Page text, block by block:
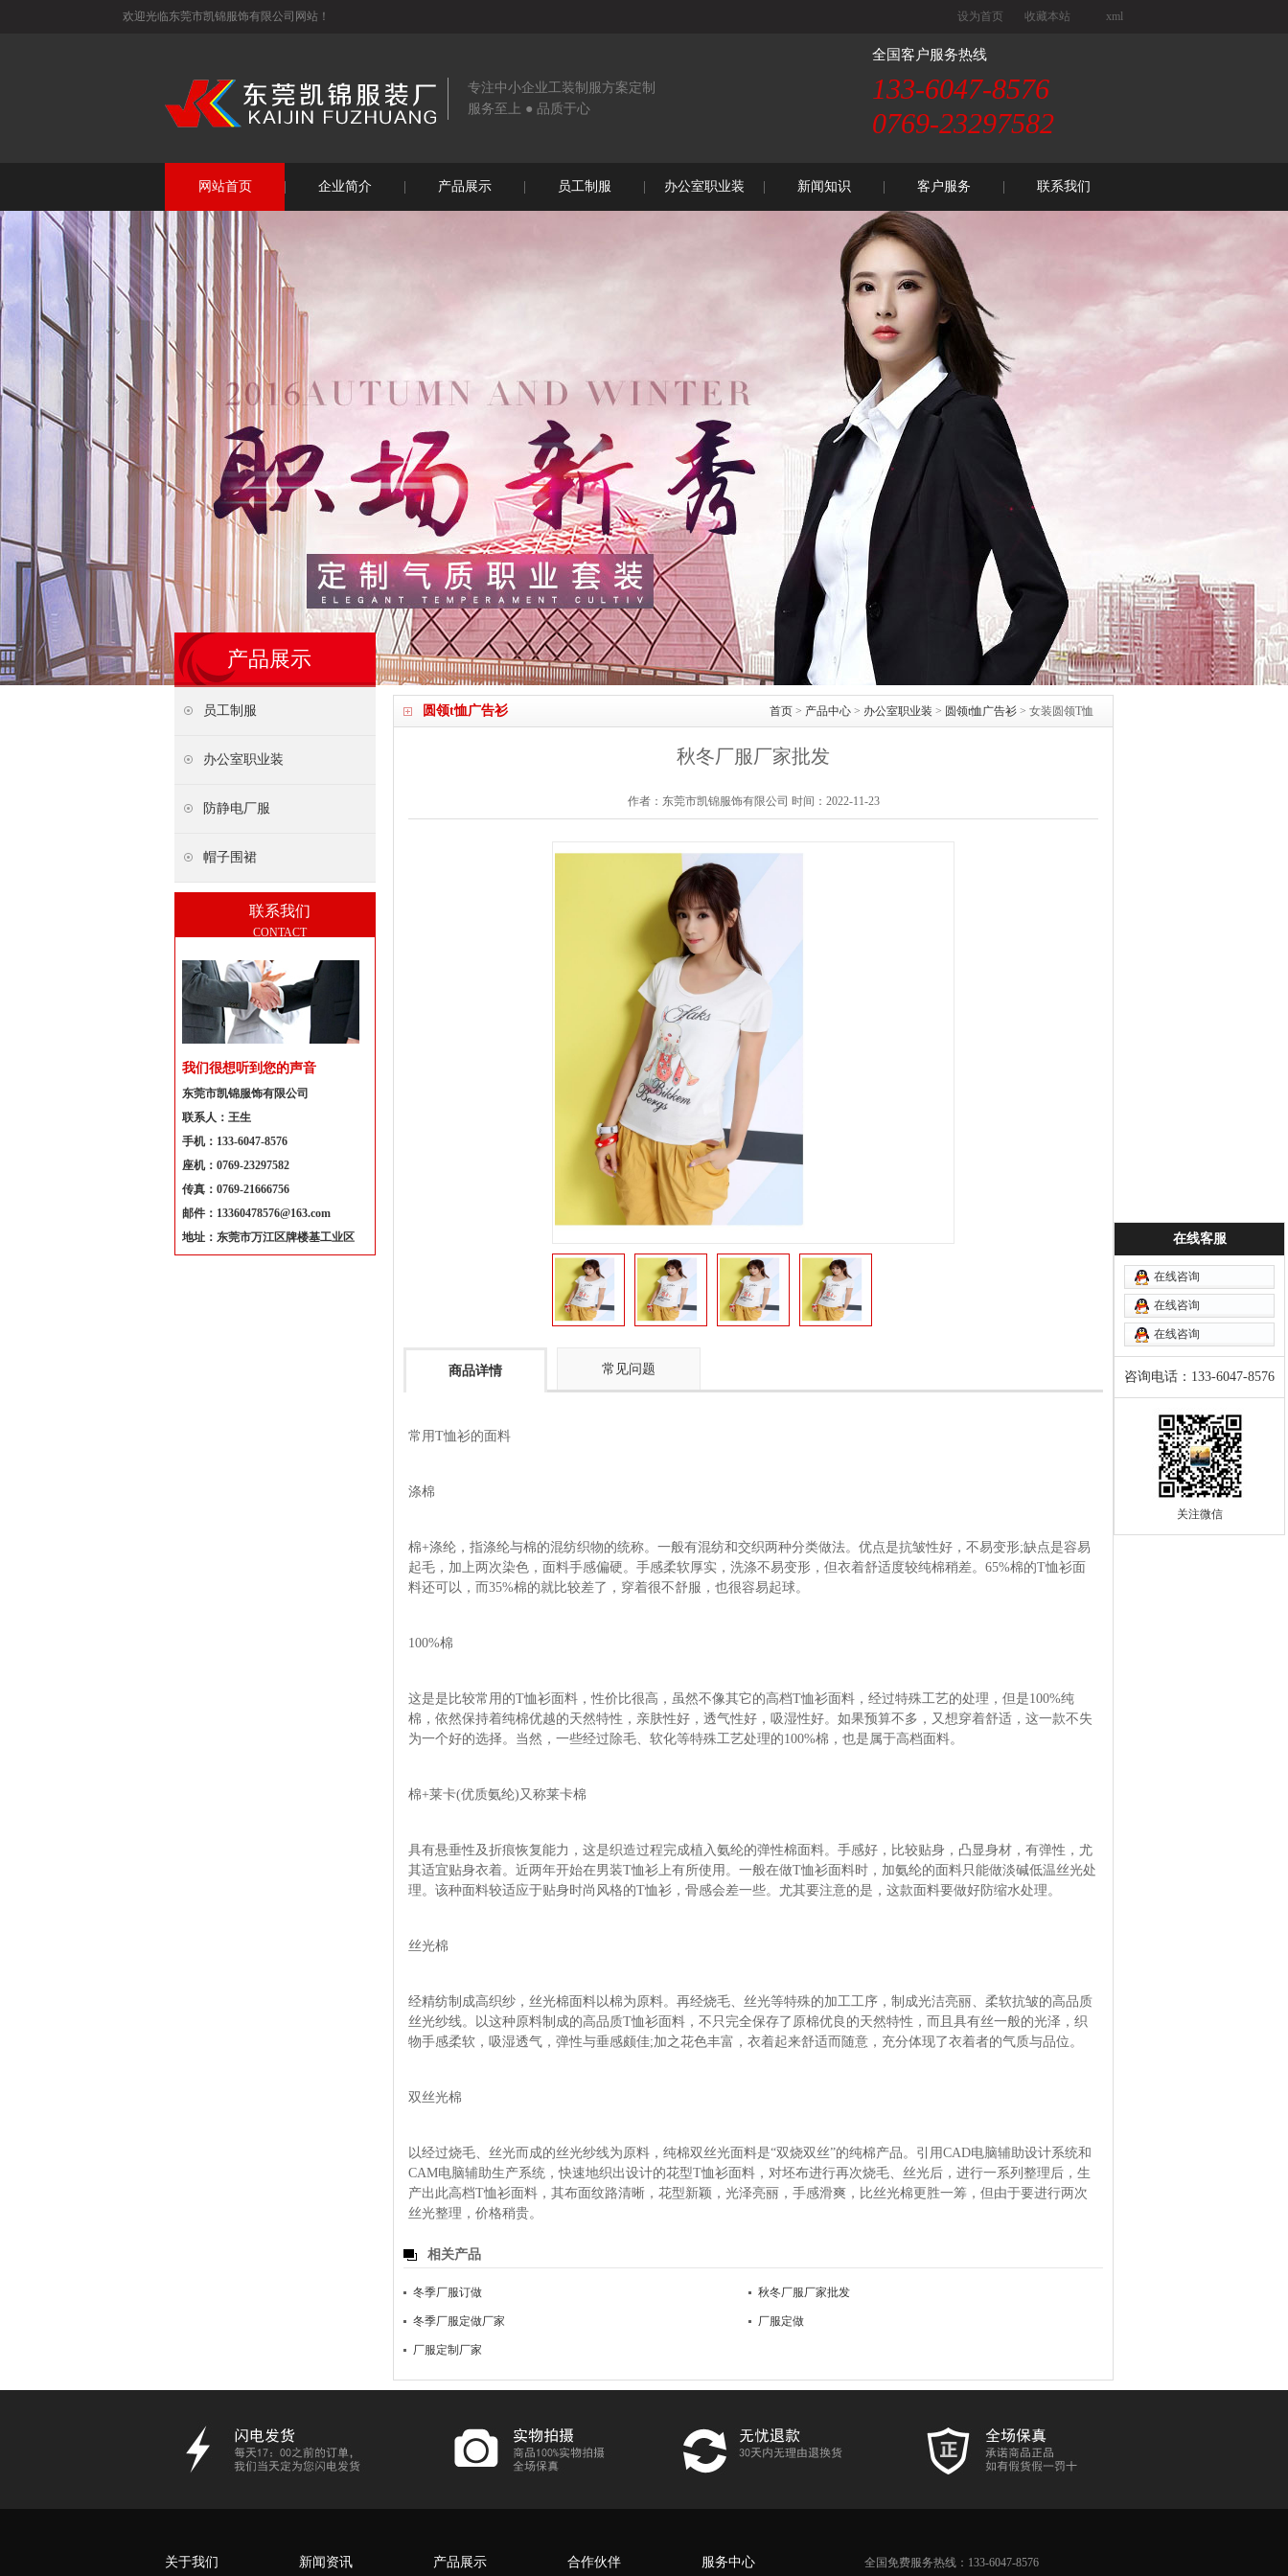
欢迎光临东莞市凯锦服饰有限公司网站！ 设为首页 收藏本站 xml
专注中小企业工装制服方案定制
服务至上 ● 品质于心
全国客户服务热线
133-6047-8576
0769-23297582
网站首页 企业简介 产品展示 员工制服 办公室职业装 新闻知识 客户服务 联系我们
圆领t恤广告衫 首页 > 产品中心 > 办公室职业装 > 圆领t恤广告衫 > 女装圆领T恤
秋冬厂服厂家批发
作者：东莞市凯锦服饰有限公司 时间：2022-11-23
商品详情 常见问题
常用T恤衫的面料
涤棉
棉+涤纶，指涤纶与棉的混纺织物的统称。一般有混纺和交织两种分类做法。优点是抗皱性好，不易变形;缺点是容易
起毛，加上两次染色，面料手感偏硬。手感柔软厚实，洗涤不易变形，但衣着舒适度较纯棉稍差。65%棉的T恤衫面
料还可以，而35%棉的就比较差了，穿着很不舒服，也很容易起球。
100%棉
这是是比较常用的T恤衫面料，性价比很高，虽然不像其它的高档T恤衫面料，经过特殊工艺的处理，但是100%纯
棉，依然保持着纯棉优越的天然特性，亲肤性好，透气性好，吸湿性好。如果预算不多，又想穿着舒适，这一款不失
为一个好的选择。当然，一些经过除毛、软化等特殊工艺处理的100%棉，也是属于高档面料。
棉+莱卡(优质氨纶)又称莱卡棉
具有悬垂性及折痕恢复能力，这是织造过程完成植入氨纶的弹性棉面料。手感好，比较贴身，凸显身材，有弹性，尤
其适宜贴身衣着。近两年开始在男装T恤衫上有所使用。一般在做T恤衫面料时，加氨纶的面料只能做淡碱低温丝光处
理。该种面料较适应于贴身时尚风格的T恤衫，骨感会差一些。尤其要注意的是，这款面料要做好防缩水处理。
丝光棉
经精纺制成高织纱，丝光棉面料以棉为原料。再经烧毛、丝光等特殊的加工工序，制成光洁亮丽、柔软抗皱的高品质
丝光纱线。以这种原料制成的高品质T恤衫面料，不只完全保存了原棉优良的天然特性，而且具有丝一般的光泽，织
物手感柔软，吸湿透气，弹性与垂感颇佳;加之花色丰富，衣着起来舒适而随意，充分体现了衣着者的气质与品位。
双丝光棉
以经过烧毛、丝光而成的丝光纱线为原料，纯棉双丝光面料是“双烧双丝”的纯棉产品。引用CAD电脑辅助设计系统和
CAM电脑辅助生产系统，快速地织出设计的花型T恤衫面料，对坯布进行再次烧毛、丝光后，进行一系列整理后，生
产出此高档T恤衫面料，其布面纹路清晰，花型新颖，光泽亮丽，手感滑爽，比丝光棉更胜一筹，但由于要进行两次
丝光整理，价格稍贵。
相关产品
冬季厂服订做 秋冬厂服厂家批发
冬季厂服定做厂家 厂服定做
厂服定制厂家
产品展示
员工制服
办公室职业装
防静电厂服
帽子围裙
联系我们
CONTACT
我们很想听到您的声音
东莞市凯锦服饰有限公司
联系人：王生
手机：133-6047-8576
座机：0769-23297582
传真：0769-21666756
邮件：13360478576@163.com
地址：东莞市万江区牌楼基工业区
关于我们 新闻资讯 产品展示 合作伙伴 服务中心 全国免费服务热线：133-6047-8576
在线客服
在线咨询
在线咨询
在线咨询
咨询电话：133-6047-8576
关注微信